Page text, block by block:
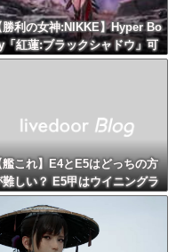
勝利の女神:NIKKE】Hyper Bo
「紅蓮:ブラックシャドウ」可
フィギュア【予約開始】
艦これ】E4とE5はどっちの方
難しい？ E5甲はウイニングラ
って聞いたんだけど